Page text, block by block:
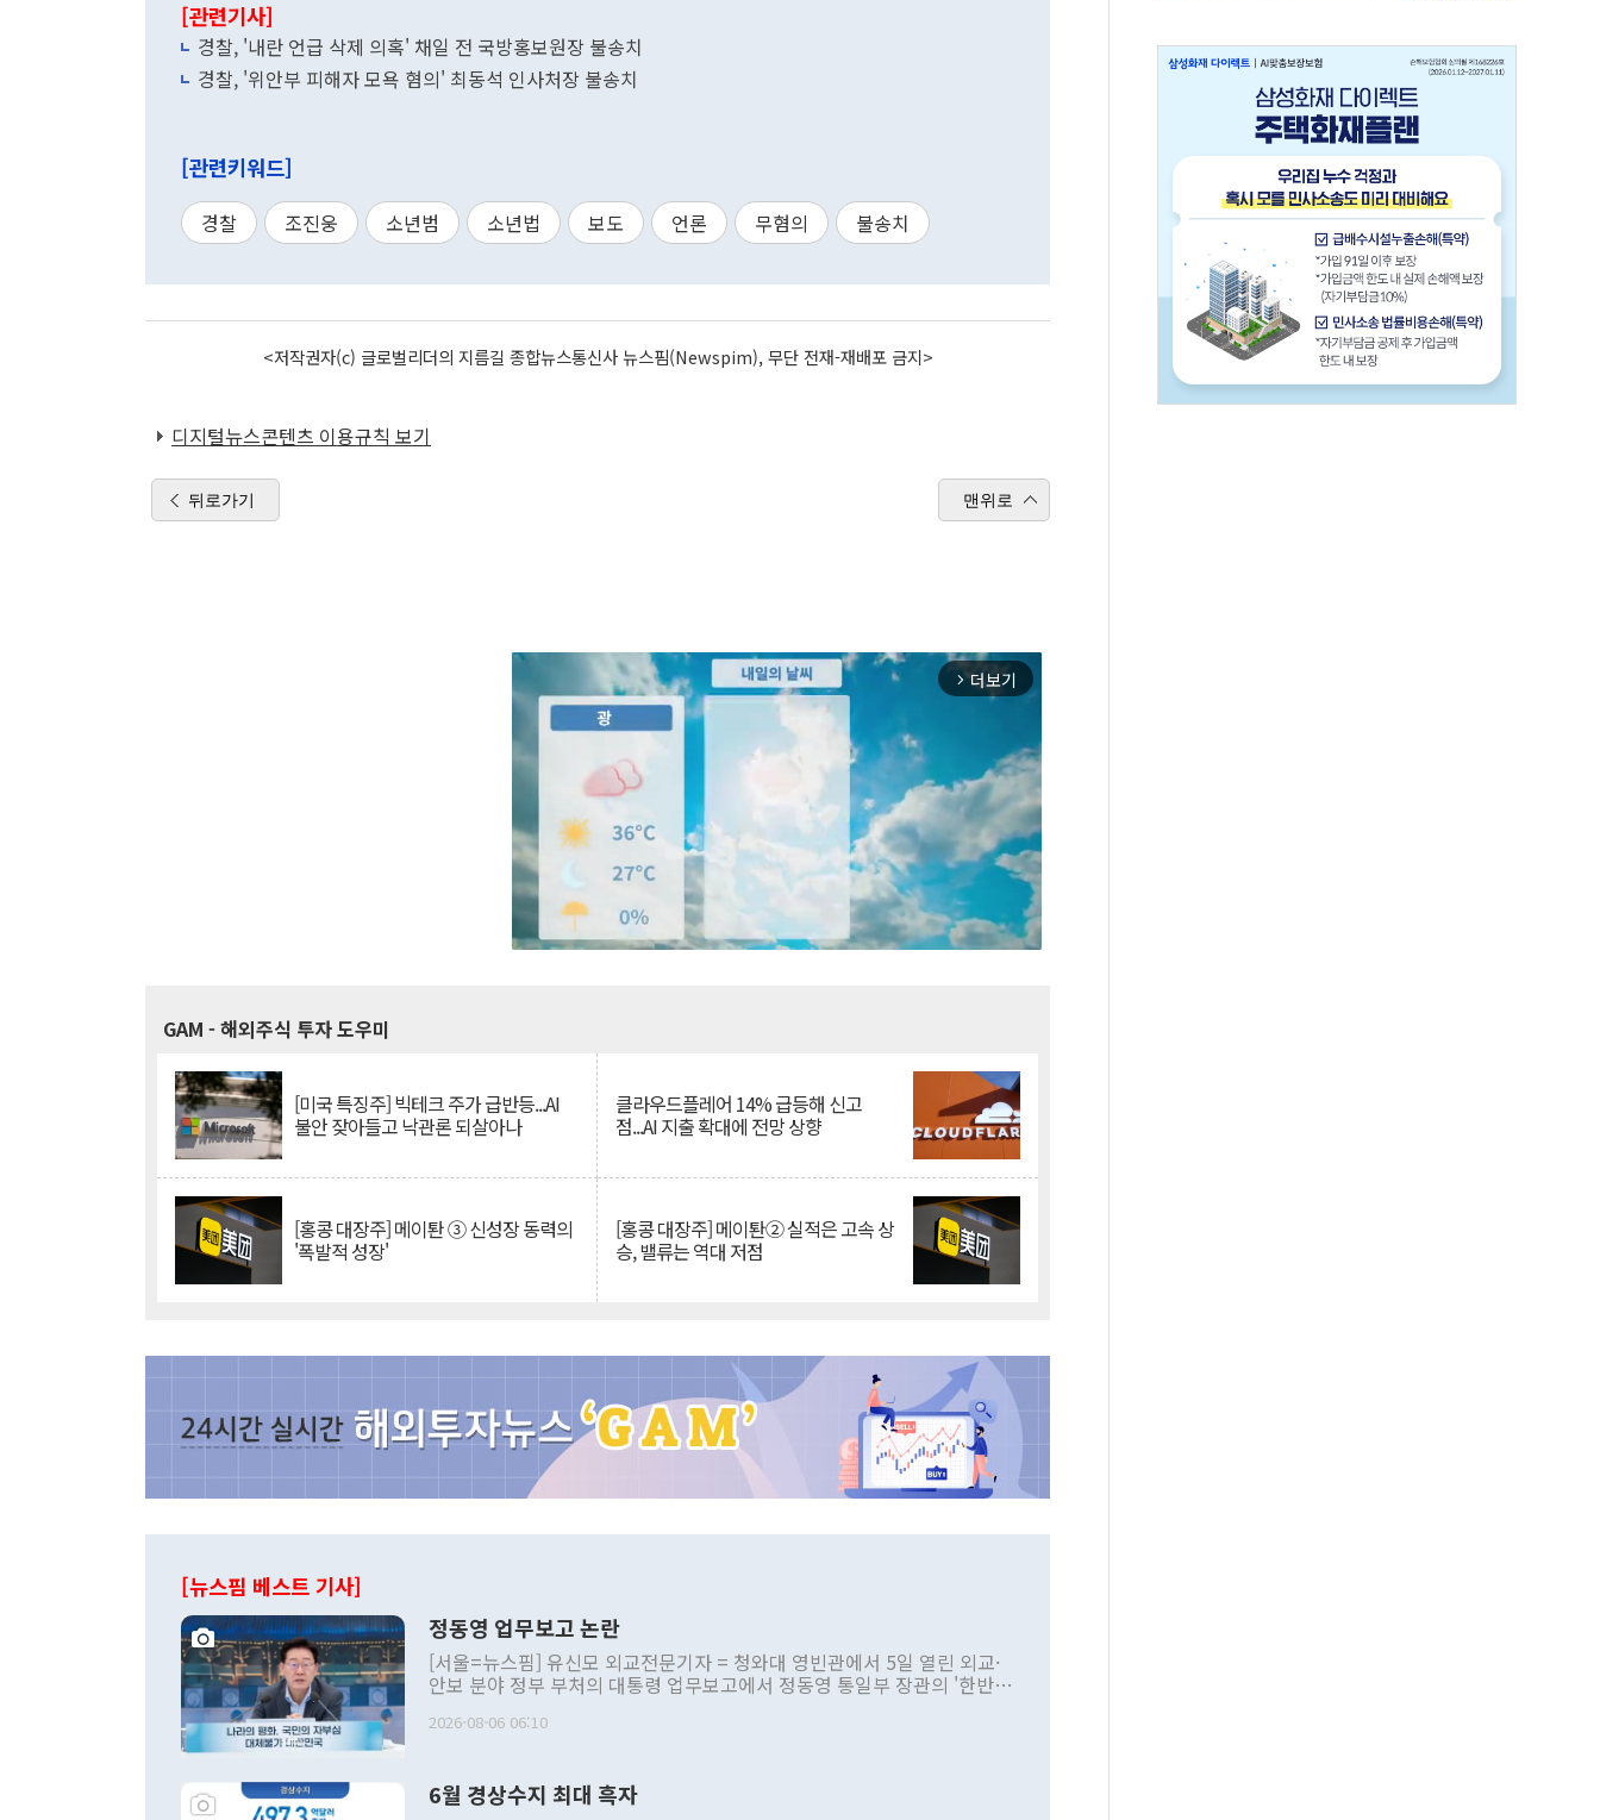
[관련기사]
경찰, '내란 언급 삭제 의혹' 채일 전 국방홍보원장 불송치
경찰, '위안부 피해자 모욕 혐의' 최동석 인사처장 불송치
[관련키워드]
경찰 조진웅 소년범 소년법 보도 언론 무혐의 불송치
<저작권자(c) 글로벌리더의 지름길 종합뉴스통신사 뉴스핌(Newspim), 무단 전재-재배포 금지>
디지털뉴스콘텐츠 이용규칙 보기
뒤로가기 맨위로
arrow_forward_ios 더보기
GAM - 해외주식 투자 도우미
[미국 특징주] 빅테크 주가 급반등...AI
불안 잦아들고 낙관론 되살아나
클라우드플레어 14% 급등해 신고
점...AI 지출 확대에 전망 상향
[홍콩 대장주] 메이퇀 ③ 신성장 동력의
'폭발적 성장'
[홍콩 대장주] 메이퇀② 실적은 고속 상
승, 밸류는 역대 저점
[뉴스핌 베스트 기사]
정동영 업무보고 논란
[서울=뉴스핌] 유신모 외교전문기자 = 청와대 영빈관에서 5일 열린 외교·
안보 분야 정부 부처의 대통령 업무보고에서 정동영 통일부 장관의 '한반도
발언 중에는 정부 내 조율을 거치지 않은 사안을 정책으로 추진하겠다고 공
주의적 희망에 근거한 비현실적 구상'이라는 비판을 내놨다. 그동안 정 장
2026-08-06 06:10
6월 경상수지 최대 흑자